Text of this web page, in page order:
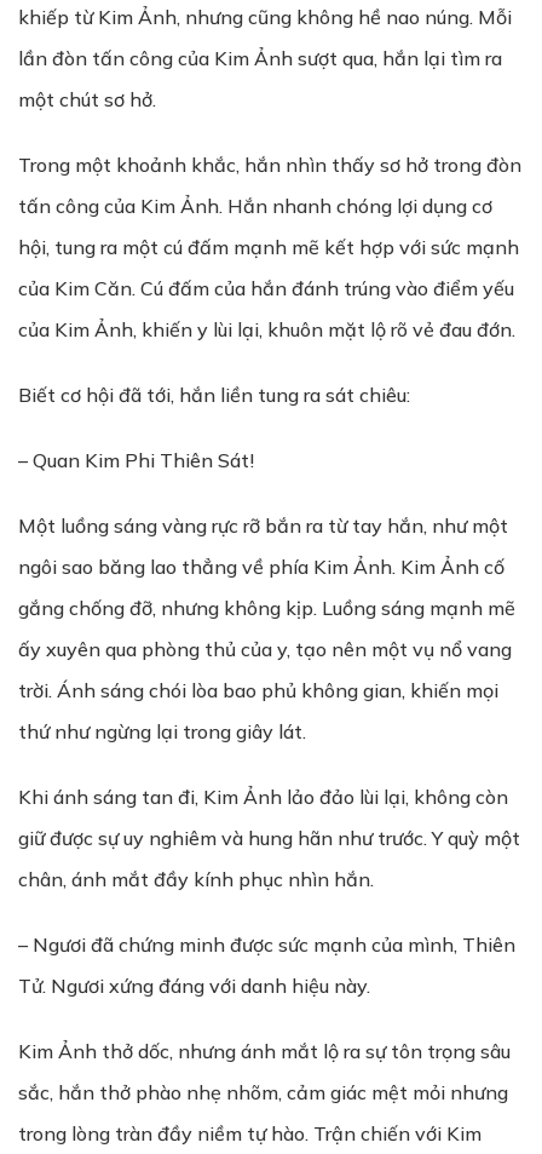
khiếp từ Kim Ảnh, nhưng cũng không hề nao núng. Mỗi
lần đòn tấn công của Kim Ảnh sượt qua, hắn lại tìm ra
một chút sơ hở.
Trong một khoảnh khắc, hắn nhìn thấy sơ hở trong đòn
tấn công của Kim Ảnh. Hắn nhanh chóng lợi dụng cơ
hội, tung ra một cú đấm mạnh mẽ kết hợp với sức mạnh
của Kim Căn. Cú đấm của hắn đánh trúng vào điểm yếu
của Kim Ảnh, khiến y lùi lại, khuôn mặt lộ rõ vẻ đau đớn.
Biết cơ hội đã tới, hắn liền tung ra sát chiêu:
– Quan Kim Phi Thiên Sát!
Một luồng sáng vàng rực rỡ bắn ra từ tay hắn, như một
ngôi sao băng lao thẳng về phía Kim Ảnh. Kim Ảnh cố
gắng chống đỡ, nhưng không kịp. Luồng sáng mạnh mẽ
ấy xuyên qua phòng thủ của y, tạo nên một vụ nổ vang
trời. Ánh sáng chói lòa bao phủ không gian, khiến mọi
thứ như ngừng lại trong giây lát.
Khi ánh sáng tan đi, Kim Ảnh lảo đảo lùi lại, không còn
giữ được sự uy nghiêm và hung hãn như trước. Y quỳ một
chân, ánh mắt đầy kính phục nhìn hắn.
– Ngươi đã chứng minh được sức mạnh của mình, Thiên
Tử. Ngươi xứng đáng với danh hiệu này.
Kim Ảnh thở dốc, nhưng ánh mắt lộ ra sự tôn trọng sâu
sắc, hắn thở phào nhẹ nhõm, cảm giác mệt mỏi nhưng
trong lòng tràn đầy niềm tự hào. Trận chiến với Kim